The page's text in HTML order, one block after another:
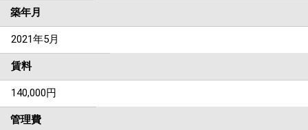
築年月
2021年5月
賃料
140,000円
管理費